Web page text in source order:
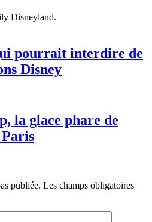
Disneyland.
pourrait interdire de
Disney
la glace phare de
Paris
publiée. Les champs obligatoires